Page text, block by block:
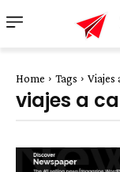
Home Tags Viajes
viajes a